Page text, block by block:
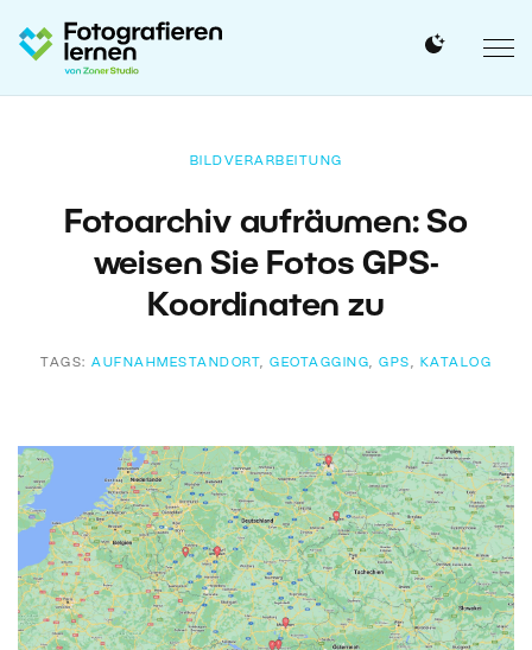
BILDVERARBEITUNG
Fotoarchiv aufräumen: So
weisen Sie Fotos GPS-
Koordinaten zu
TAGS: AUFNAHMESTANDORT , GEOTAGGING, GPS , KATALOG